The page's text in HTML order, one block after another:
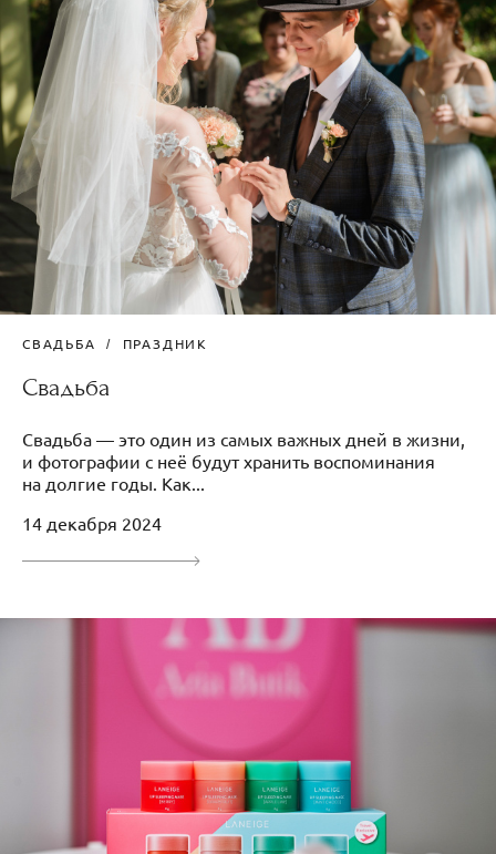
СВАДЬБА ПРАЗДНИК
Свадьба
Свадьба — это один из самых важных дней в жизни,
и фотографии с неё будут хранить воспоминания
на долгие годы. Как...
14 декабря 2024